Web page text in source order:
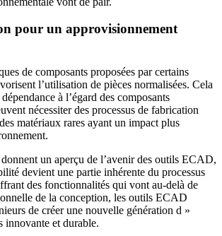
pour un approvisionnement
de composants proposées par certains
l’utilisation de pièces normalisées. Cela
à l’égard des composants
nécessiter des processus de fabrication
matériaux rares ayant un impact plus
un aperçu de l’avenir des outils ECAD,
devient une partie inhérente du processus
des fonctionnalités qui vont au-delà de
de la conception, les outils ECAD
de créer une nouvelle génération d »
innovante et durable.